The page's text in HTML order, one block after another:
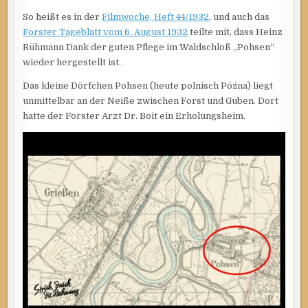
So heißt es in derFilmwoche, Heft 44/1932, und auch das
Forster Tageblatt vom 6. August 1932 teilte mit, dass Heinz
Rühmann Dank der guten Pflege im Waldschloß „Pohsen“
wieder hergestellt ist.
Das kleine Dörfchen Pohsen (heute polnisch Późna) liegt
unmittelbar an der Neiße zwischen Forst und Guben. Dort
hatte der Forster Arzt Dr. Boit ein Erholungsheim.